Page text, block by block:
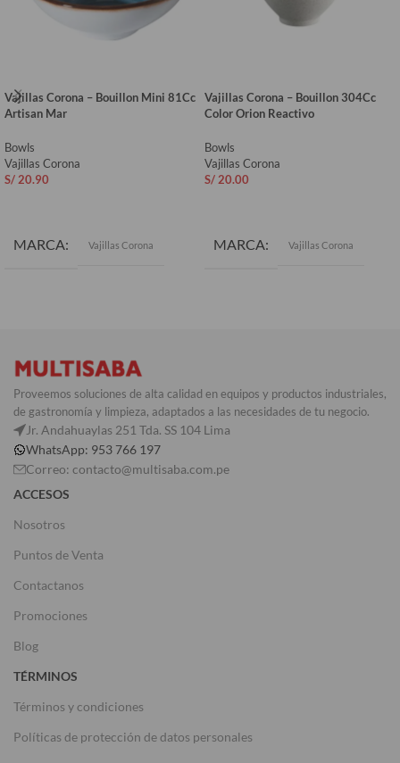
Vajillas Corona – Bouillon Mini 81Cc
Artisan Mar
Bowls
Vajillas Corona
S/ 20.90
MARCA Vajillas Corona
Vajillas Corona – Bouillon 304Cc
Color Orion Reactivo
Bowls
Vajillas Corona
S/ 20.00
MARCA Vajillas Corona
Proveemos soluciones de alta calidad en equipos y productos industriales,
de gastronomía y limpieza, adaptados a las necesidades de tu negocio.
Jr. Andahuaylas 251 Tda. SS 104 Lima
WhatsApp: 953 766 197
Correo: contacto@multisaba.com.pe
ACCESOS
Nosotros
Puntos de Venta
Contactanos
Promociones
Blog
TÉRMINOS
Términos y condiciones
Políticas de protección de datos personales